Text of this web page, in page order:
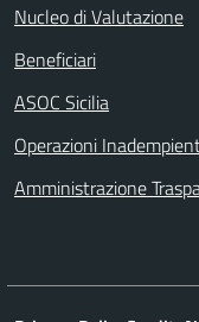
Nucleo di Valutazione
Beneficiari
ASOC Sicilia
Operazioni
Amministrazione